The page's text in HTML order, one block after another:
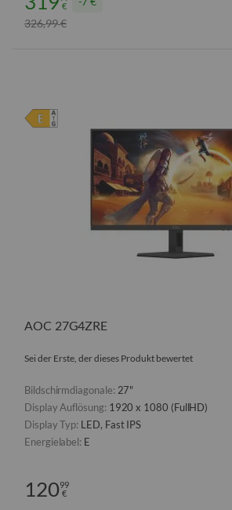
€
326,99€
AOC 27G4ZRE
Sei der Erste, der dieses Produkt bewertet
Bildschirmdiagonale: 27"
Display Auflösung: 1920 x 1080 (FullHD)
Display Typ: LED, Fast IPS
Energielabel: E
12099
€